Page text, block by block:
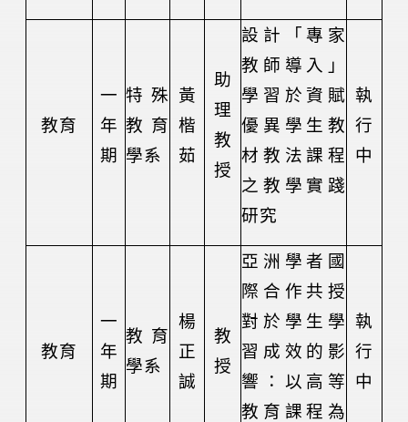
教育
一
年
期
特殊
教育
學系
黃
楷
茹
助
理
教
授
設計「專家
教師導入」
學習於資賦
優異學生教
材教法課程
之教學實踐
研究
執
行
中
教育
一
年
期
教育
學系
楊
正
誠
教
授
亞洲學者國
際合作共授
對於學生學
習成效的影
響：以高等
教育課程為
執
行
中